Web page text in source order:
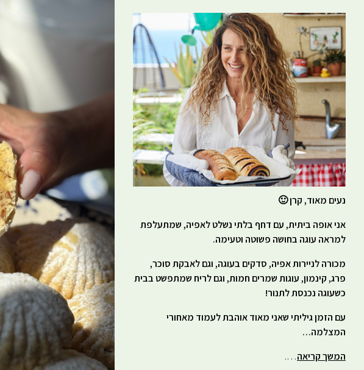
נעים מאוד, קרן 🙂
אני אופה ביתית, עם דחף בלתי נשלט לאפיה, שמתעלפת
למראה עוגה בחושה פשוטה וטעימה.
מכורה לניירות אפיה, סדקים בעוגה, וגם לאבקת סוכר,
פרג, קינמון, עוגות שמרים חמות, וגם לריח שמתפשט בבית
כשעוגה נכנסת לתנור!
עם הזמן גיליתי שאני מאוד אוהבת לעמוד מאחורי
המצלמה…
המשך קריאה….